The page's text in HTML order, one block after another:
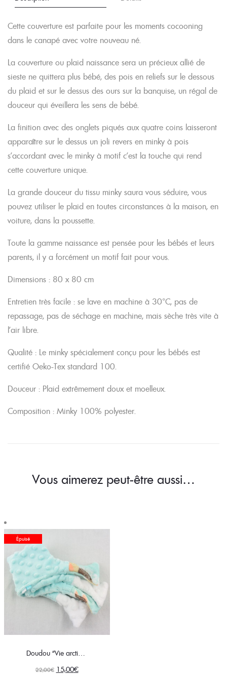
Cette couverture est parfaite pour les moments cocooning
dans le canapé avec votre nouveau né.
La couverture ou plaid naissance sera un précieux allié de
sieste ne quittera plus bébé, des pois en reliefs sur le dessous
du plaid et sur le dessus des ours sur la banquise, un régal de
douceur qui éveillera les sens de bébé.
La finition avec des onglets piqués aux quatre coins laisseront
apparaître sur le dessus un joli revers en minky à pois
s’accordant avec le minky à motif c’est la touche qui rend
cette couverture unique.
La grande douceur du tissu minky saura vous séduire, vous
pouvez utiliser le plaid en toutes circonstances à la maison, en
voiture, dans la poussette.
Toute la gamme naissance est pensée pour les bébés et leurs
parents, il y a forcément un motif fait pour vous.
Dimensions : 80 x 80 cm
Entretien très facile : se lave en machine à 30°C, pas de
repassage, pas de séchage en machine, mais sèche très vite à
l’air libre.
Qualité : Le minky spécialement conçu pour les bébés est
certifié Oeko-Tex standard 100.
Douceur : Plaid extrêmement doux et moelleux.
Composition : Minky 100% polyester.
Vous aimerez peut-être aussi…
Épuisé
Doudou “Vie arctique”
22,00€ Le
15,00€Le